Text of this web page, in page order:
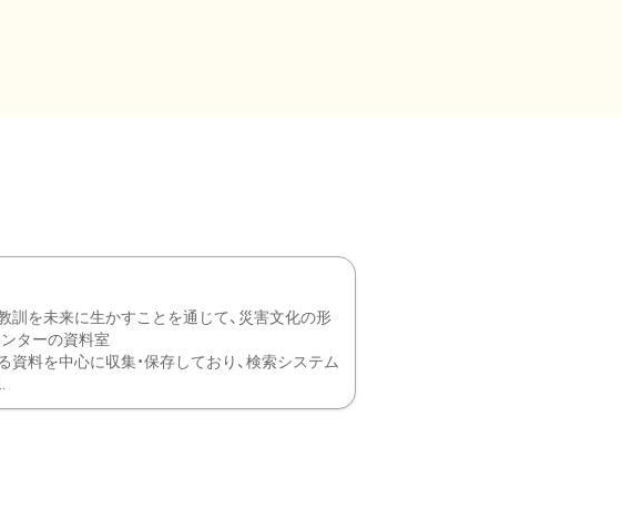
訓を未来に生かすことを通じて、災害文化の形
ターの資料室
料を中心に収集・保存しており、検索システム